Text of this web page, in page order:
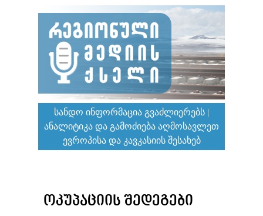
ᲡᲐᲜᲓᲝ ᲘᲜᲤᲝᲠᲛᲐᲪᲘᲐ ᲒᲕᲐᲫᲚᲘᲔᲠᲔᲑᲡ |
ᲐᲜᲐᲚᲘᲢᲘᲙᲐ ᲓᲐ ᲒᲐᲛᲝᲫᲘᲔᲑᲐ ᲐᲦᲛᲝᲡᲐᲕᲚᲔᲗ
ᲔᲕᲠᲝᲞᲘᲡᲐ ᲓᲐ ᲙᲐᲕᲙᲐᲡᲘᲘᲡ ᲨᲔᲡᲐᲮᲔᲑ
ᲝᲙᲣᲞᲐᲪᲘᲘᲡ ᲨᲔᲓᲔᲒᲔᲑᲘ